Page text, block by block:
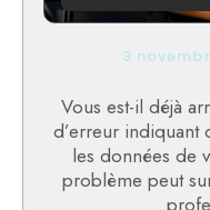
3
Vous est-il déjà
d’erreur indiquant
les données de
problème peut